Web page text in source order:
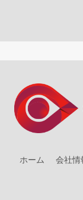
ホーム 会社情